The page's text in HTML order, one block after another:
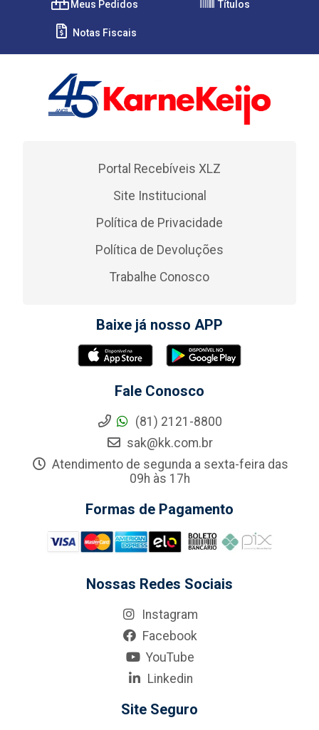
Meus Pedidos Títulos
Notas Fiscais
Portal Recebíveis XLZ
Site Institucional
Política de Privacidade
Política de Devoluções
Trabalhe Conosco
Baixe já nosso APP
Fale Conosco
(81) 2121-8800
sak@kk.com.br
Atendimento de segunda a sexta-feira das
09h às 17h
Formas de Pagamento
Nossas Redes Sociais
Instagram
Facebook
YouTube
Linkedin
Site Seguro